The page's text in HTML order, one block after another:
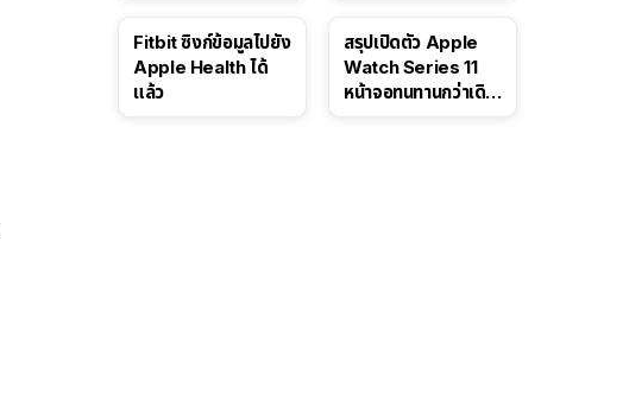
Fitbit ซิงก์ข้อมูลไปยัง
Apple Health ได้
แล้ว
สรุปเปิดตัว Apple
Watch Series 11
หน้าจอทนทานกว่าเดิม